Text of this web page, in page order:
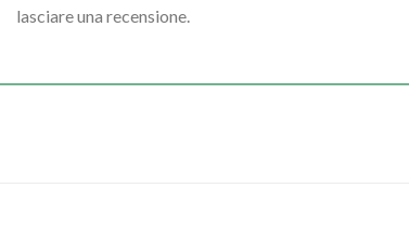
lasciare una recensione.